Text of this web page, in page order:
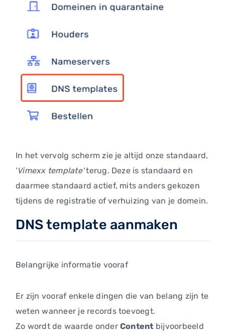
In het vervolg scherm zie je altijd onze standaard,
'Vimexx template'terug. Deze is standaard en
daarmee standaard actief, mits anders gekozen
tijdens de registratie of verhuizing van je domein.
DNS template aanmaken
Belangrijke informatie vooraf
Er zijn vooraf enkele dingen die van belang zijn te
weten wanneer je records toevoegt.
Zo wordt de waarde onder Content bijvoorbeeld